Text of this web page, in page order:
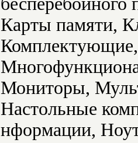
Карты памяти,
Мониторы,
Настольные
нформации,